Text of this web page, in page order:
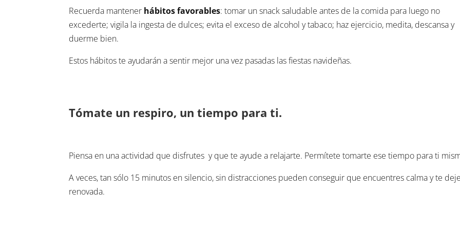
Recuerda mantener hábitos favorables: tomar un snack saludable antes de la comida para luego no
excederte; vigila la ingesta de dulces; evita el exceso de alcohol y tabaco; haz ejercicio, medita, descansa y
duerme bien.
Estos hábitos te ayudarán a sentir mejor una vez pasadas las fiestas navideñas.
Tómate un respiro, un tiempo para ti.
Piensa en una actividad que disfrutes y que te ayude a relajarte. Permítete tomarte ese tiempo para ti
A veces, tan sólo 15 minutos en silencio, sin distracciones pueden conseguir que encuentres calma y te
renovada.